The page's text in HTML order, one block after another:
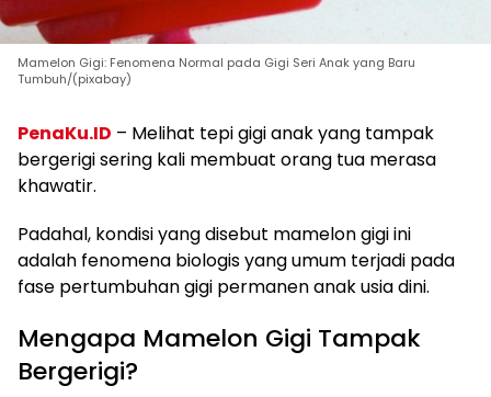
Mamelon Gigi: Fenomena Normal pada Gigi Seri Anak yang Baru
Tumbuh/(pixabay)
PenaKu.ID – Melihat tepi gigi anak yang tampak
bergerigi sering kali membuat orang tua merasa
khawatir.
Padahal, kondisi yang disebut mamelon gigi ini
adalah fenomena biologis yang umum terjadi pada
fase pertumbuhan gigi permanen anak usia dini.
Mengapa Mamelon Gigi Tampak
Bergerigi?